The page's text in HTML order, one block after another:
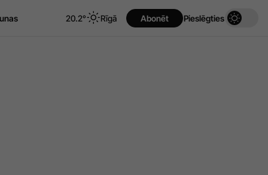
20.2° Rīgā Abonēt Pieslēgties